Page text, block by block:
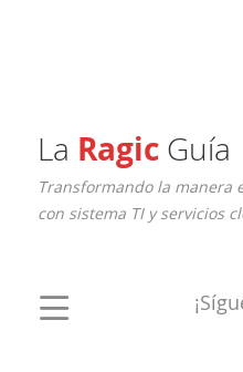
La RagicGuía
Transformando la manera
con sistema TI y servicios